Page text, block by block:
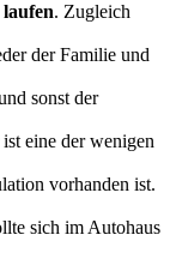
. Zugleich
der Familie und
sonst der
eine der wenigen
vorhanden ist.
sich im Autohaus